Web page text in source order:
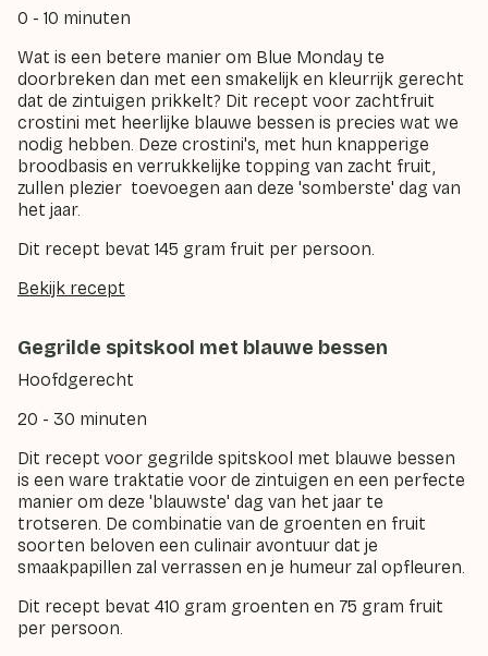
0 - 10 minuten
Wat is een betere manier om Blue Monday te
doorbreken dan met een smakelijk en kleurrijk gerecht
dat de zintuigen prikkelt? Dit recept voor zachtfruit
crostini met heerlijke blauwe bessen is precies wat we
nodig hebben. Deze crostini's, met hun knapperige
broodbasis en verrukkelijke topping van zacht fruit,
zullen plezier toevoegen aan deze 'somberste' dag van
het jaar.
Dit recept bevat 145 gram fruit per persoon.
Bekijk recept
Gegrilde spitskool met blauwe bessen
Hoofdgerecht
20 - 30 minuten
Dit recept voor gegrilde spitskool met blauwe bessen
is een ware traktatie voor de zintuigen en een perfecte
manier om deze 'blauwste' dag van het jaar te
trotseren. De combinatie van de groenten en fruit
soorten beloven een culinair avontuur dat je
smaakpapillen zal verrassen en je humeur zal opfleuren.
Dit recept bevat 410 gram groenten en 75 gram fruit
per persoon.